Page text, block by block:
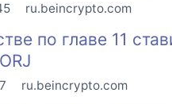
ru.beincrypto.com
по главе 11
ru.beincrypto.com